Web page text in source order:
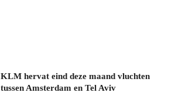
KLM hervat eind deze maand vluchten
tussen Amsterdam en Tel Aviv